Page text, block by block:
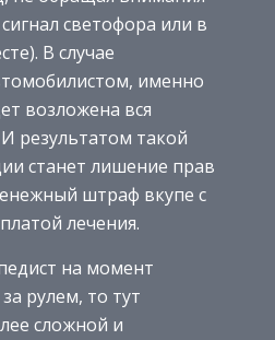
светофора или в
В случае
именно
возложена вся
результатом такой
станет лишение прав
штраф вкупе с
лечения.
на момент
рулем, то тут
сложной и